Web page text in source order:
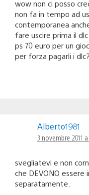
wow non ci posso
non fa in tempo ad
contemporanea
fare uscire prima il
ps 70 euro per un
per forza pagarli i dlc?
Alberto1981
3 novembre 2011 a
svegliatevi e non
che DEVONO
separatamente.